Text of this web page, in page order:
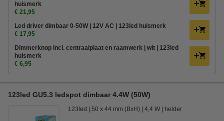
huismerk
€ 21,95
Led driver dimbaar 0-50W | 12V AC | 123led huismerk
€ 17,95
Dimmerknop incl. centraalplaat en raamwerk | wit | 123led
huismerk
€ 6,95
123led GU5.3 ledspot dimbaar 4.4W (50W)
123led 50 x 44 mm (BxH) 4,4 W helder